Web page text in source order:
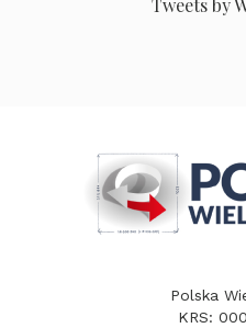
Tweets by
Polska
KRS: